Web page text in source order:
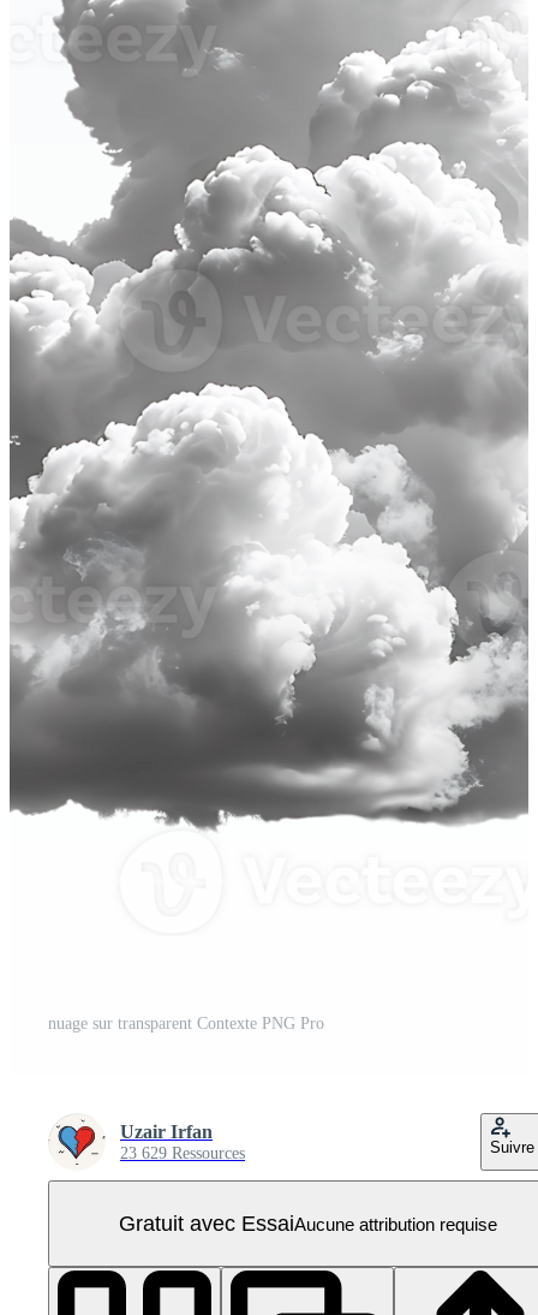
nuage sur transparent Contexte PNG Pro
Uzair Irfan
23 629 Ressources Suivre
Gratuit avec EssaiAucune attribution requise